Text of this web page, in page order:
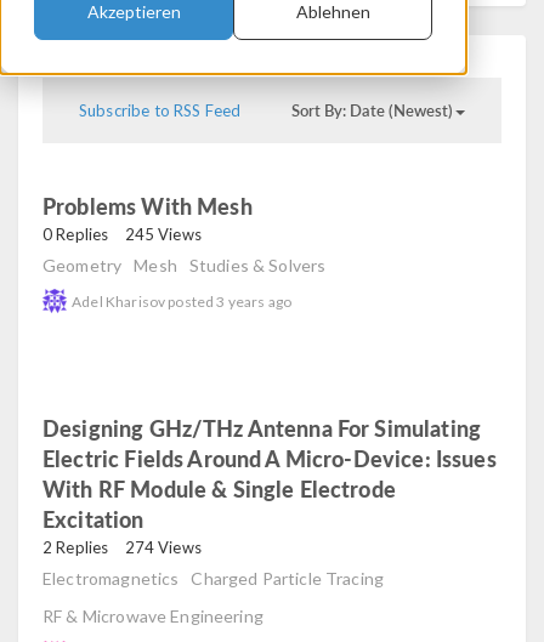
Akzeptieren Ablehnen
Subscribe to RSS Feed Sort By: Date (Newest)
Problems With Mesh
0 Replies 245 Views
Geometry Mesh Studies & Solvers
Adel Kharisov posted3 years ago
Designing GHz/THz Antenna For Simulating
Electric Fields Around A Micro-Device: Issues
With RF Module & Single Electrode
Excitation
2 Replies 274 Views
Electromagnetics
Charged Particle Tracing
RF & Microwave Engineering